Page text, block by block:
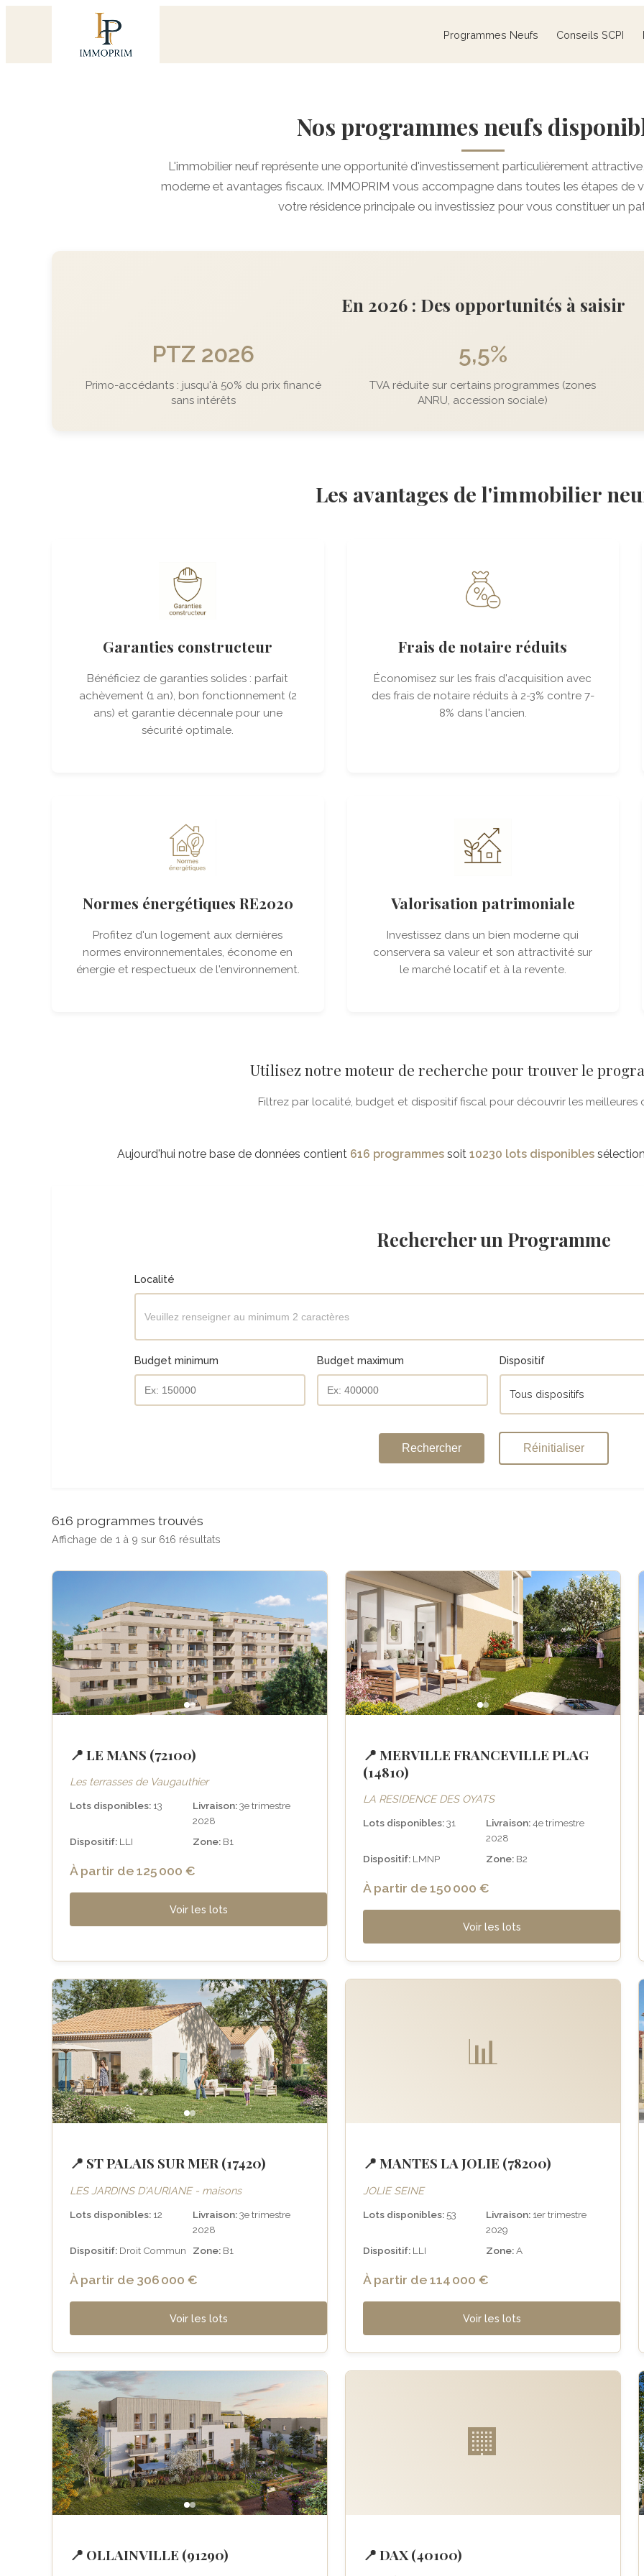
Programmes Neufs Conseils SCPI
Nos programmes neufs
L'immobilier neuf représente une opportunité d'investissement particulièrement
moderne et avantages fiscaux. IMMOPRIM vous accompagne dans toutes les étapes de
votre résidence principale ou investissiez pour vous constituer un
En 2026 : Des opportunités à saisir
PTZ 2026
Primo-accédants : jusqu'à 50% du prix financé
sans intérêts
5,5%
TVA réduite sur certains programmes (zones
ANRU, accession sociale)
Les avantages de l'immobilier
Garanties constructeur
Bénéficiez de garanties solides : parfait
achèvement (1 an), bon fonctionnement (2
ans) et garantie décennale pour une
sécurité optimale.
Frais de notaire réduits
Économisez sur les frais d'acquisition avec
des frais de notaire réduits à 2-3% contre 7-
8% dans l'ancien.
Normes énergétiques RE2020
Profitez d'un logement aux dernières
normes environnementales, économe en
énergie et respectueux de l'environnement.
Valorisation patrimoniale
Investissez dans un bien moderne qui
conservera sa valeur et son attractivité sur
le marché locatif et à la revente.
Utilisez notre moteur de recherche pour trouver le
Filtrez par localité, budget et dispositif fiscal pour découvrir les meilleures
Aujourd'hui notre base de données contient 616 programmes soit 10230 lots disponibles
Rechercher un Programme
Localité
Budget minimum Budget maximum Dispositif
Tous dispositifs
Rechercher Réinitialiser
616 programmes trouvés
Affichage de 1 à 9 sur 616 résultats
📍 LE MANS (72100)
Les terrasses de Vaugauthier
Lots disponibles: 13 Livraison:3e trimestre
2028
Dispositif: LLI Zone: B1
À partir de 125 000 €
Voir les lots
📍 MERVILLE FRANCEVILLE PLAG
(14810)
LA RESIDENCE DES OYATS
Lots disponibles:31 Livraison:4e trimestre
2028
Dispositif: LMNP Zone: B2
À partir de 150 000 €
Voir les lots
📍 ST PALAIS SUR MER (17420)
LES JARDINS D'AURIANE - maisons
Lots disponibles: 12 Livraison:3e trimestre
2028
Dispositif: Droit Commun Zone: B1
À partir de 306 000 €
Voir les lots
📊
📍 MANTES LA JOLIE (78200)
JOLIE SEINE
Lots disponibles:53 Livraison: 1er trimestre
2029
Dispositif: LLI Zone:A
À partir de 114 000 €
Voir les lots
📍 OLLAINVILLE (91290)
🏢
📍 DAX (40100)